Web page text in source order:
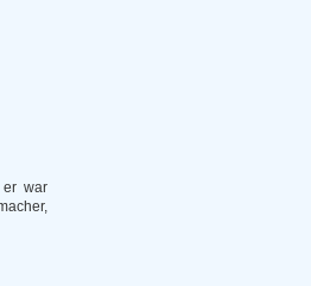
er war